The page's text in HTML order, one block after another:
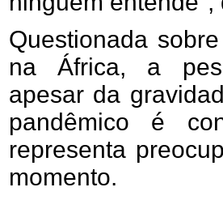
Questionada
na África, a
apesar da
pandêmico é
representa
momento.